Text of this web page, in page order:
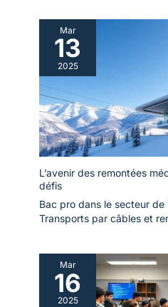
Mar
13
2025
L’avenir des remontées
défis
Bac pro dans le secteur de
Transports par câbles et
Mar
16
2025